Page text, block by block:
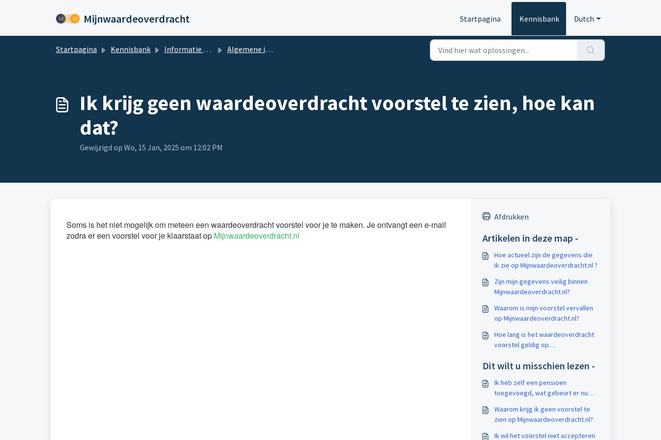
Mijnwaardeoverdracht Startpagina Kennisbank Dutch
Startpagina Kennisbank Informatie over Mijnwaardeoverdracht.nl Algemene informatie
Ik krijg geen waardeoverdracht voorstel te zien, hoe kan
dat?
Gewijzigd op Wo, 15 Jan, 2025 om 12:02 PM
Soms is het niet mogelijk om meteen een waardeoverdracht voorstel voor je te maken. Je ontvangt een e-mail
zodra er een voorstel voor je klaarstaat op Mijnwaardeoverdracht.nl
Afdrukken
Artikelen in deze map -
Hoe actueel zijn de gegevens die
ik zie op Mijnwaardeoverdracht.nl ?
Zijn mijn gegevens veilig binnen
Mijnwaardeoverdracht.nl?
Waarom is mijn voorstel vervallen
op Mijnwaardeoverdracht.nl?
Hoe lang is het waardeoverdracht
voorstel geldig op
Dit wilt u misschien lezen -
Ik heb zelf een pensioen
toegevoegd, wat gebeurt er nu
Waarom krijg ik geen voorstel te
zien op Mijnwaardeoverdracht.nl?
Ik wil het voorstel niet accepteren